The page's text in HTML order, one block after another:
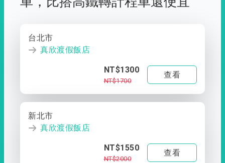
台北市
真欣渡假飯店
NT$1300
NT$1700
查看
新北市
真欣渡假飯店
NT$1550
NT$2000
查看